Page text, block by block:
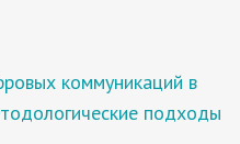
коммуникаций в
подходы